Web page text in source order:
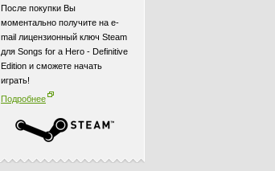
После покупки Вы
моментально получите на e-
mail лицензионный ключ Steam
для Songs for a Hero - Definitive
Edition и сможете начать
играть!
Подробнее